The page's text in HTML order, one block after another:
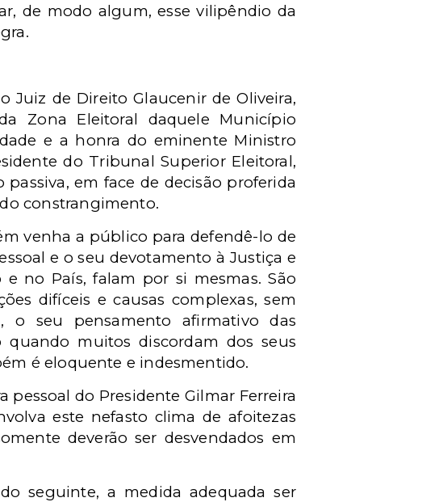
de modo algum, esse vilipêndio da
Juiz de Direito Glaucenir de Oliveira,
Zona Eleitoral daquele Município
e a honra do eminente Ministro
do Tribunal Superior Eleitoral,
em face de decisão proferida
constrangimento.
venha a público para defendê-lo de
e o seu devotamento à Justiça e
no País, falam por si mesmas. São
difíceis e causas complexas, sem
o seu pensamento afirmativo das
quando muitos discordam dos seus
é eloquente e indesmentido.
do Presidente Gilmar Ferreira
este nefasto clima de afoitezas
deverão ser desvendados em
seguinte, a medida adequada ser